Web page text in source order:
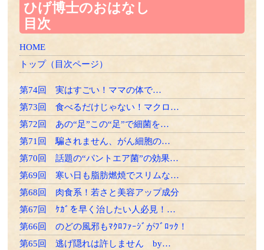
ひげ博士のおはなし
目次
HOME
トップ（目次ページ）
第74回 実はすごい！ママの体で…
第73回 食べるだけじゃない！マクロ…
第72回 あの“足”この“足”で細菌を…
第71回 騙されません、がん細胞の…
第70回 話題の“パントエア菌”の効果…
第69回 寒い日も脂肪燃焼でスリムな…
第68回 肉食系！若さと美容アップ成分
第67回 ｹｶﾞを早く治したい人必見！…
第66回 のどの風邪もﾏｸﾛﾌｧｰｼﾞがﾌﾞﾛｯｸ！
第65回 逃げ隠れは許しません by…